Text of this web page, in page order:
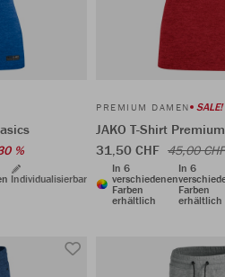
%
Individualisierbar
PREMIUM DAMEN SALE!
JAKO T-Shirt
31,50 CHF 45,00 CHF
In 6
verschiedenen
Farben
erhältlich
In 6
Farben
erhältlich